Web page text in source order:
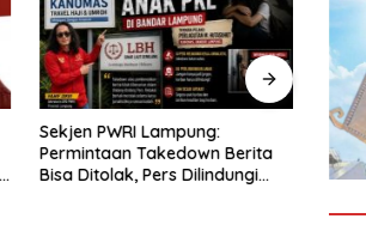
Sekjen PWRI Lampung:
Permintaan Takedown Berita
Bisa Ditolak, Pers Dilindungi
dan
Daar